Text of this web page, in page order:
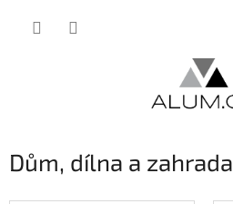
Dům, dílna a zahrada